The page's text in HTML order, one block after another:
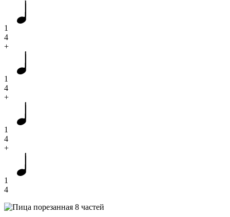
1
4
+
1
4
+
1
4
+
1
4